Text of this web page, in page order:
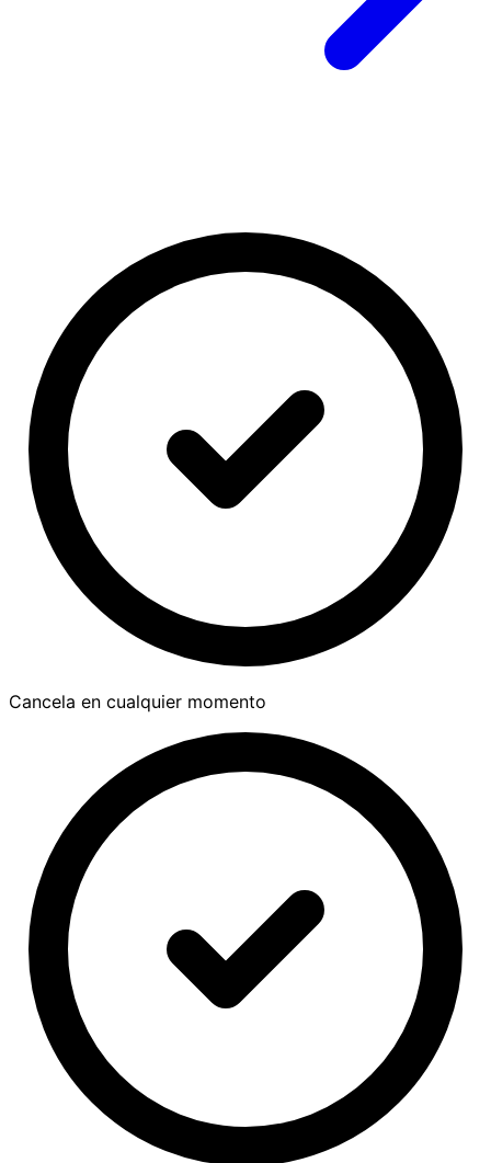
Cancela en cualquier momento